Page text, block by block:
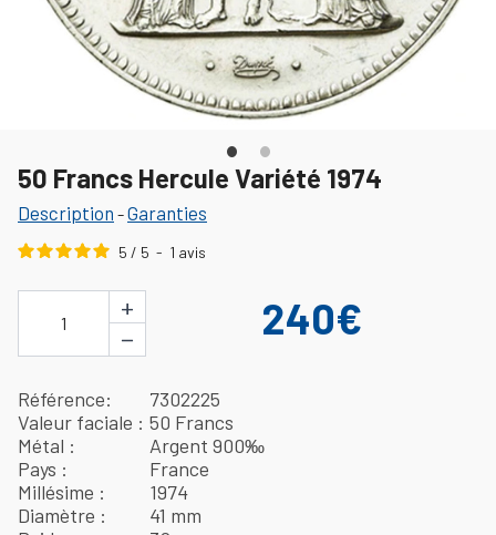
50 Francs Hercule Variété 1974
Description -Garanties
5 / 5 - 1 avis
1
+
−
240€
Référence
7302225
Valeur faciale
50 Francs
Métal
Argent 900‰
Pays
France
Millésime
1974
Diamètre
41 mm